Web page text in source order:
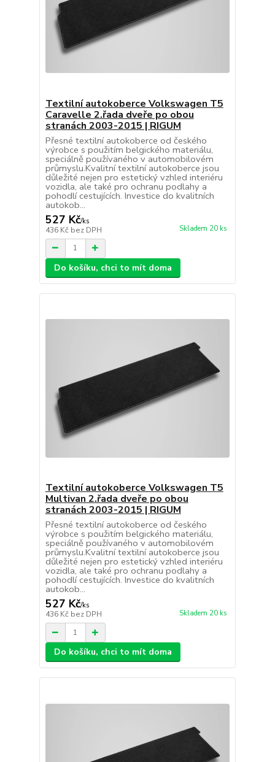
Textilní autokoberce Volkswagen T5
Caravelle 2.řada dveře po obou
stranách 2003-2015 | RIGUM
Přesné textilní autokoberce od českého
výrobce s použitím belgického materiálu,
speciálně používaného v automobilovém
průmyslu.Kvalitní textilní autokoberce jsou
důležité nejen pro estetický vzhled interiéru
vozidla, ale také pro ochranu podlahy a
pohodlí cestujících. Investice do kvalitních
autokob...
527 Kč/ks
436 Kč bez DPH Skladem 20 ks
Do košíku, chci to mít doma
Textilní autokoberce Volkswagen T5
Multivan 2.řada dveře po obou
stranách 2003-2015 | RIGUM
Přesné textilní autokoberce od českého
výrobce s použitím belgického materiálu,
speciálně používaného v automobilovém
průmyslu.Kvalitní textilní autokoberce jsou
důležité nejen pro estetický vzhled interiéru
vozidla, ale také pro ochranu podlahy a
pohodlí cestujících. Investice do kvalitních
autokob...
527 Kč/ks
436 Kč bez DPH Skladem 20 ks
Do košíku, chci to mít doma